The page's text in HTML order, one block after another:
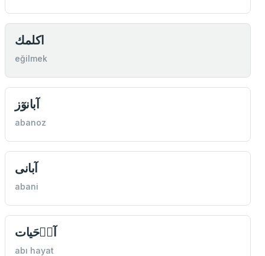
اكلمك
eğilmek
آبانوٓز
abanoz
آبانى
abani
آبٖ‌حَیات
abı hayat